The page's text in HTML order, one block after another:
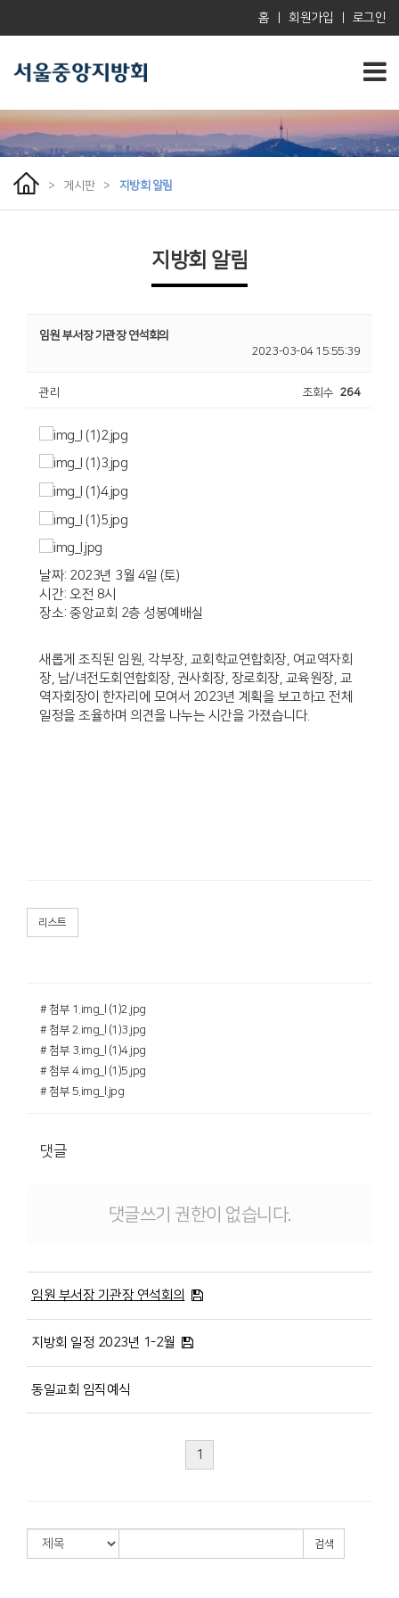
홈 회원가입 로그인
> 게시판 > 지방회 알림
지방회 알림
임원 부서장 기관장 연석회의
2023-03-04 15:55:39
관리 조회수 264
날짜: 2023년 3월 4일 (토)
시간: 오전 8시
장소: 중앙교회 2층 성봉예배실
새롭게 조직된 임원, 각부장, 교회학교연합회장, 여교역자회
장, 남/녀전도회연합회장, 권사회장, 장로회장, 교육원장, 교
역자회장이 한자리에 모여서 2023년 계획을 보고하고 전체
일정을 조율하며 의견을 나누는 시간을 가졌습니다.
리스트
# 첨부 1.img_l (1)2.jpg
# 첨부 2.img_l (1)3.jpg
# 첨부 3.img_l (1)4.jpg
# 첨부 4.img_l (1)5.jpg
# 첨부 5.img_l.jpg
댓글
댓글쓰기 권한이 없습니다.
임원 부서장 기관장 연석회의
지방회 일정 2023년 1-2월
동일교회 임직예식
1
검색